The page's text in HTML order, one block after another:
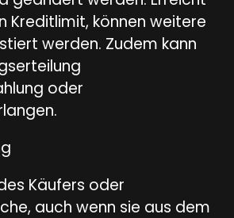
Kreditlimit, können weitere
werden. Zudem kann
oder
Käufers oder
auch wenn sie aus dem